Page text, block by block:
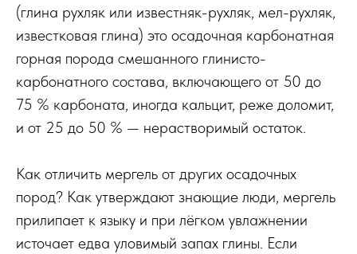
(глина рухляк или известняк-рухляк, мел-рухляк,
известковая глина) это осадочная карбонатная
горная порода смешанного глинисто-
карбонатного состава, включающего от 50 до
75 % карбоната, иногда кальцит, реже доломит,
и от 25 до 50 % — нерастворимый остаток.
Как отличить мергель от других осадочных
пород? Как утверждают знающие люди, мергель
прилипает к языку и при лёгком увлажнении
источает едва уловимый запах глины. Если